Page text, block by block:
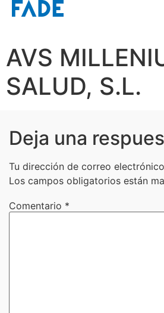
AVS
SALUD, S.L.
Deja una
Tu dirección de correo
Los campos obligatorios están
Comentario *